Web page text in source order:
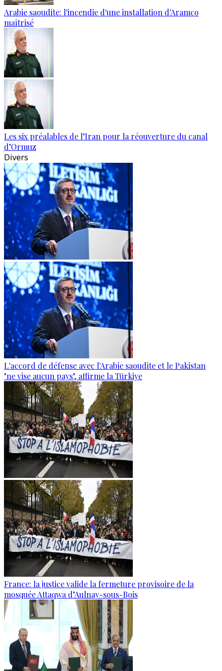
Arabie saoudite: l'incendie d'une installation d'Aramco
maîtrisé
Les six préalables de l’Iran pour la réouverture du canal
d’Ormuz
Divers
L'accord de défense avec l'Arabie saoudite et le Pakistan
"ne vise aucun pays", affirme la Türkiye
France: la justice valide la fermeture provisoire de la
mosquée Attaqwa d’Aulnay-sous-Bois